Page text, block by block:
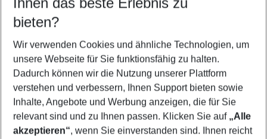
10.08.26– 08.08.27 5-8 Nächte
2 Erwachsene Keine Kinder
Mehr Filter anzeigen
bieten?
Wir verwenden Cookies und ähnliche Technologien, um
unsere Webseite für Sie funktionsfähig zu halten.
Dadurch können wir die Nutzung unserer Plattform
verstehen und verbessern, Ihnen Support bieten sowie
Inhalte, Angebote und Werbung anzeigen, die für Sie
relevant sind und zu Ihnen passen. Klicken Sie auf „Alle
akzeptieren“, wenn Sie einverstanden sind. Ihnen reicht